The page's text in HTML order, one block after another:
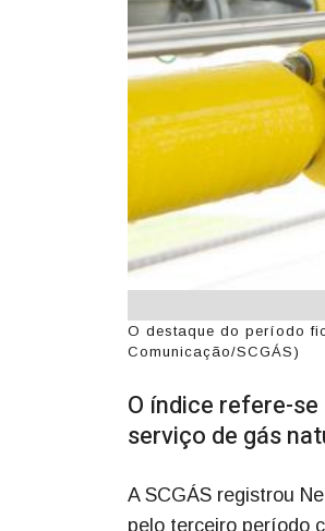
O destaque do período
Comunicação/SCGÁS)
O índice refere-
serviço de gás
A SCGÁS registrou
pelo terceiro período